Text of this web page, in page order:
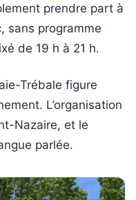
prendre part à
sans programme
de 19 h à 21 h.
Trébale figure
L’organisation
Nazaire, et le
parlée.